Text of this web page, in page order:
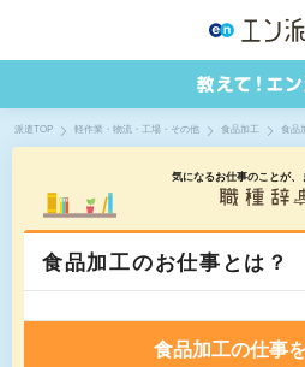
派遣TOP 軽作業・物流・工場・その他 食品加工 食品
気になるお仕事のことが、
食品加工のお仕事とは？
食品加工の仕事